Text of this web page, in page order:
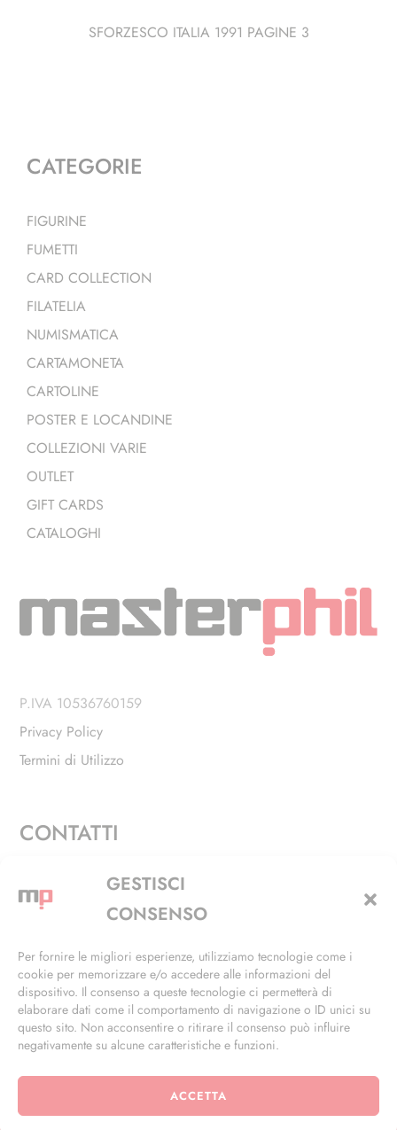
GESTISCI
CONSENSO
Per fornire le migliori esperienze, utilizziamo tecnologie come i
cookie per memorizzare e/o accedere alle informazioni del
dispositivo. Il consenso a queste tecnologie ci permetterà di
elaborare dati come il comportamento di navigazione o ID unici su
questo sito. Non acconsentire o ritirare il consenso può influire
negativamente su alcune caratteristiche e funzioni.
ACCETTA
SFORZESCO ITALIA 1991 PAGINE 3
CATEGORIE
FIGURINE
FUMETTI
CARD COLLECTION
FILATELIA
NUMISMATICA
CARTAMONETA
CARTOLINE
POSTER E LOCANDINE
COLLEZIONI VARIE
OUTLET
GIFT CARDS
CATALOGHI
P.IVA 10536760159
Privacy Policy
Termini di Utilizzo
CONTATTI
Via Alfieri, 27 - Trezzano Sul Naviglio (MI)
+39 02 4846 3155
info@masterphil.it